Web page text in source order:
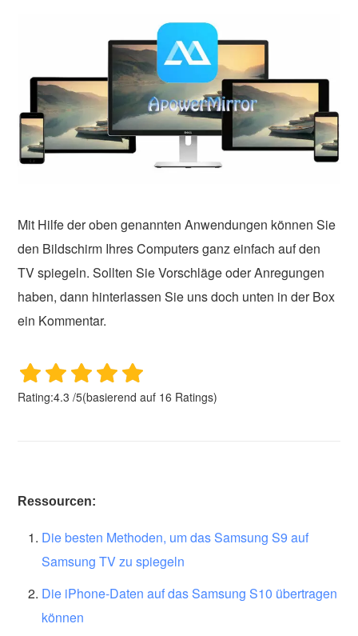
Mit Hilfe der oben genannten Anwendungen können Sie
den Bildschirm Ihres Computers ganz einfach auf den
TV spiegeln. Sollten Sie Vorschläge oder Anregungen
haben, dann hinterlassen Sie uns doch unten in der Box
ein Kommentar.
Rating:4.3 /5(basierend auf 16 Ratings)
Ressourcen:
Die besten Methoden, um das Samsung S9 auf
Samsung TV zu spiegeln
Die iPhone-Daten auf das Samsung S10 übertragen
können